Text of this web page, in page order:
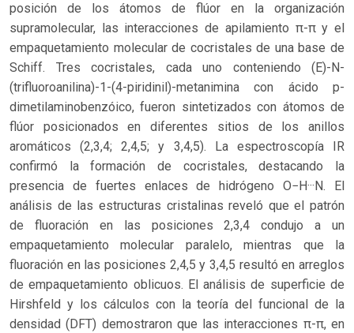
posición de los átomos de flúor en la organización
supramolecular, las interacciones de apilamiento π-π y el
empaquetamiento molecular de cocristales de una base de
Schiff. Tres cocristales, cada uno conteniendo (E)-N-
(trifluoroanilina)-1-(4-piridinil)-metanimina con ácido p-
dimetilaminobenzóico, fueron sintetizados con átomos de
flúor posicionados en diferentes sitios de los anillos
aromáticos (2,3,4; 2,4,5; y 3,4,5). La espectroscopía IR
confirmó la formación de cocristales, destacando la
presencia de fuertes enlaces de hidrógeno O−H···N. El
análisis de las estructuras cristalinas reveló que el patrón
de fluoración en las posiciones 2,3,4 condujo a un
empaquetamiento molecular paralelo, mientras que la
fluoración en las posiciones 2,4,5 y 3,4,5 resultó en arreglos
de empaquetamiento oblicuos. El análisis de superficie de
Hirshfeld y los cálculos con la teoría del funcional de la
densidad (DFT) demostraron que las interacciones π-π, en